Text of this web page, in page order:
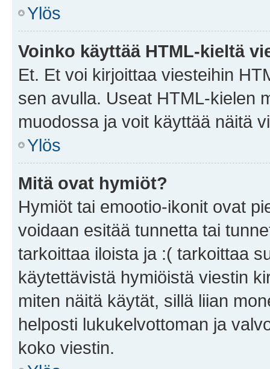
Ylös
Voinko käyttää HTML-kieltä
Et. Et voi kirjoittaa viesteihin
sen avulla. Useat HTML-kielen
muodossa ja voit käyttää näitä
Ylös
Mitä ovat hymiöt?
Hymiöt tai emootio-ikonit ovat
voidaan esitää tunnetta tai
tarkoittaa iloista ja :( tarkoittaa
käytettävistä hymiöistä viestin
miten näitä käytät, sillä liian
helposti lukukelvottoman ja
koko viestin.